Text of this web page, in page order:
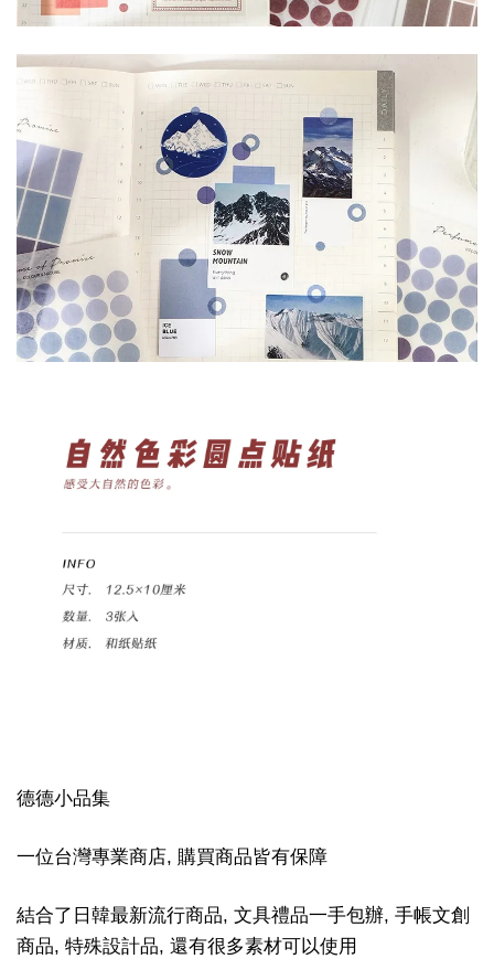
德德小品集
一位台灣專業商店, 購買商品皆有保障
結合了日韓最新流行商品, 文具禮品一手包辦, 手帳文創
商品, 特殊設計品, 還有很多素材可以使用